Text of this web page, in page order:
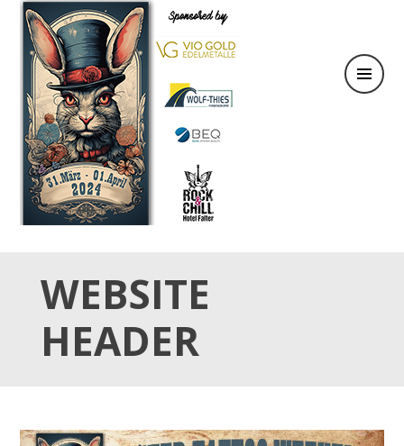
OSTER TATTOO WEEKEND
31.März & 01. April 2024
WEBSITE
HEADER